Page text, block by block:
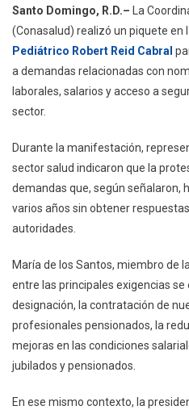
Santo Domingo, R.D.– La
(Conasalud) realizó un piquete en
Pediátrico Robert Reid Cabral
a demandas relacionadas con
laborales, salarios y acceso a
sector.
Durante la manifestación,
sector salud indicaron que la
demandas que, según señalaron,
varios años sin obtener
autoridades.
María de los Santos, miembro de
entre las principales exigencias
designación, la contratación de
profesionales pensionados, la
mejoras en las condiciones
jubilados y pensionados.
En ese mismo contexto, la